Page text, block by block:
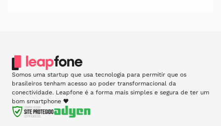
Somos uma startup que usa tecnologia para permitir que os
brasileiros tenham acesso ao poder transformacional da
conectividade. Leapfone é a forma mais simples e segura de ter um
bom smartphone 🖤